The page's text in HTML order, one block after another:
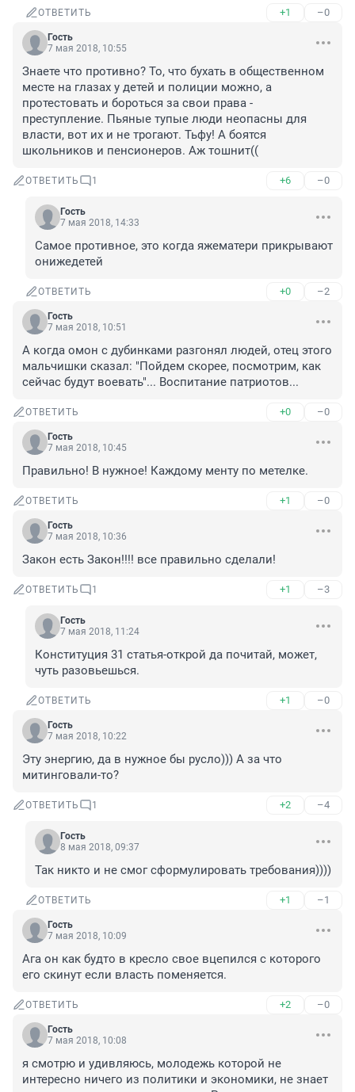
ОТВЕТИТЬ +1 –0
Гость
7 мая 2018, 10:55
Знаете что противно? То, что бухать в общественном
месте на глазах у детей и полиции можно, а
протестовать и бороться за свои права -
преступление. Пьяные тупые люди неопасны для
власти, вот их и не трогают. Тьфу! А боятся
школьников и пенсионеров. Аж тошнит((
ОТВЕТИТЬ 1 +6 –0
Гость
7 мая 2018, 14:33
Самое противное, это когда яжематери прикрывают
онижедетей
ОТВЕТИТЬ +0 –2
Гость
7 мая 2018, 10:51
А когда омон с дубинками разгонял людей, отец этого
мальчишки сказал: "Пойдем скорее, посмотрим, как
сейчас будут воевать"... Воспитание патриотов...
ОТВЕТИТЬ +0 –0
Гость
7 мая 2018, 10:45
Правильно! В нужное! Каждому менту по метелке.
ОТВЕТИТЬ +1 –0
Гость
7 мая 2018, 10:36
Закон есть Закон!!!! все правильно сделали!
ОТВЕТИТЬ 1 +1 –3
Гость
7 мая 2018, 11:24
Конституция 31 статья-открой да почитай, может,
чуть разовьешься.
ОТВЕТИТЬ +1 –0
Гость
7 мая 2018, 10:22
Эту энергию, да в нужное бы русло))) А за что
митинговали-то?
ОТВЕТИТЬ 1 +2 –4
Гость
8 мая 2018, 09:37
Так никто и не смог сформулировать требования))))
ОТВЕТИТЬ +1 –1
Гость
7 мая 2018, 10:09
Ага он как будто в кресло свое вцепился с которого
его скинут если власть поменяется.
ОТВЕТИТЬ +2 –0
Гость
7 мая 2018, 10:08
я смотрю и удивляюсь, молодежь которой не
интересно ничего из политики и экономики, не знает